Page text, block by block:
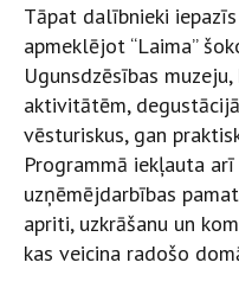
Tāpat dalībnieki
apmeklējot “Laima”
Ugunsdzēsības
aktivitātēm,
vēsturiskus, gan
Programmā iekļauta
uzņēmējdarbības
apriti, uzkrāšanu un
kas veicina radošo